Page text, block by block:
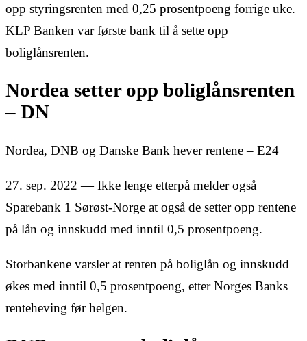
opp styringsrenten med 0,25 prosentpoeng forrige uke.
KLP Banken var første bank til å sette opp
boliglånsrenten.
Nordea setter opp boliglånsrenten
– DN
Nordea, DNB og Danske Bank hever rentene – E24
27. sep. 2022 — Ikke lenge etterpå melder også
Sparebank 1 Sørøst-Norge at også de setter opp rentene
på lån og innskudd med inntil 0,5 prosentpoeng.
Storbankene varsler at renten på boliglån og innskudd
økes med inntil 0,5 prosentpoeng, etter Norges Banks
renteheving før helgen.